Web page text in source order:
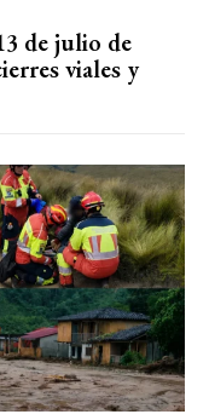
de julio de
viales y